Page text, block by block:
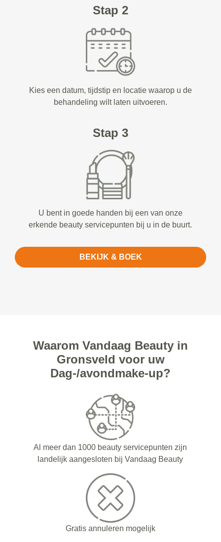
Stap 2
Kies een datum, tijdstip en locatie waarop u de
behandeling wilt laten uitvoeren.
Stap 3
U bent in goede handen bij een van onze
erkende beauty servicepunten bij u in de buurt.
BEKIJK & BOEK
Waarom Vandaag Beauty in
Gronsveld voor uw
Dag-/avondmake-up?
Al meer dan 1000 beauty servicepunten zijn
landelijk aangesloten bij Vandaag Beauty
Gratis annuleren mogelijk